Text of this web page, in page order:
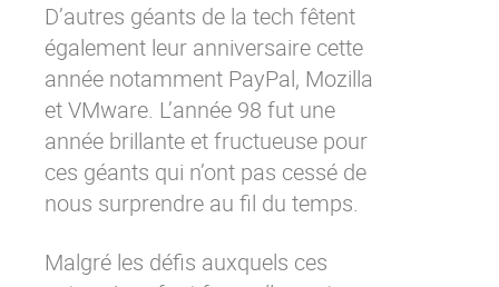
D’autres géants de la tech fêtent
également leur anniversaire cette
année notamment PayPal, Mozilla
et VMware. L’année 98 fut une
année brillante et fructueuse pour
ces géants qui n’ont pas cessé de
nous surprendre au fil du temps.
Malgré les défis auxquels ces